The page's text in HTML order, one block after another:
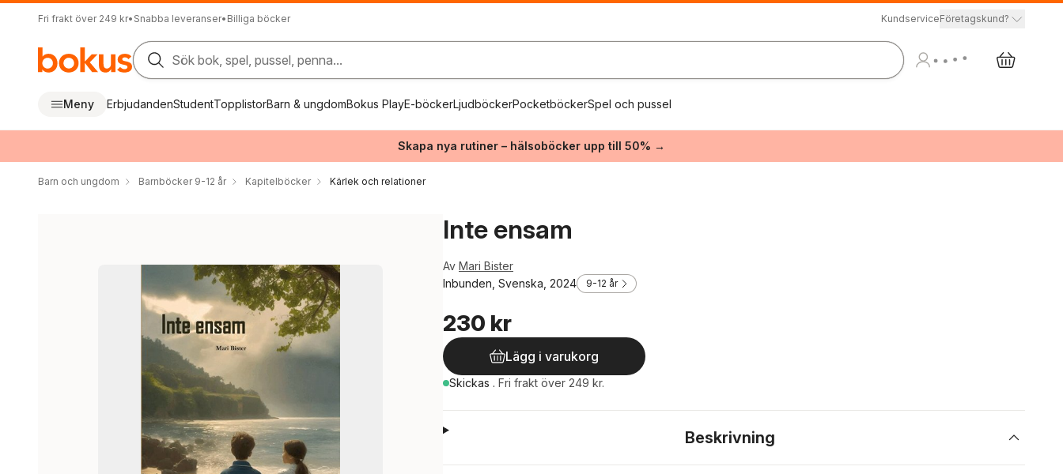
Fri frakt över 249 kr• Snabba leveranser• Billiga böcker KundserviceFöretagskund?
Sök bok, spel, pussel, penna...
Meny ErbjudandenStudentTopplistorBarn & ungdomBokus PlayE-böckerLjudböckerPocketböckerSpel och pussel
Skapa nya rutiner – hälsoböcker upp till 50% →
Barn och ungdom Barnböcker 9-12 år Kapitelböcker Kärlek och relationer
Inte ensam
Av Mari Bister
Inbunden, Svenska, 2024
9-12 år
230 kr
Lägg i varukorg
Skickas . Fri frakt över 249 kr.
Beskrivning